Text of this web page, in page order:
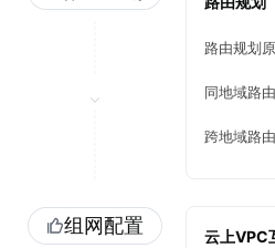
路由规划
同地域路
跨地域路
组网配置 云上VPC